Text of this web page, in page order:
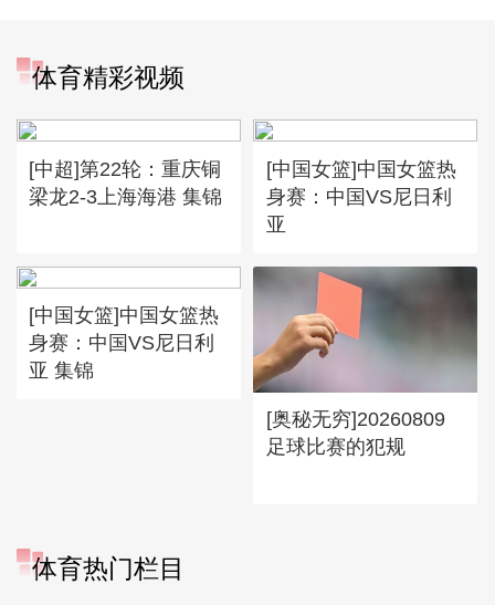
体育精彩视频
[中超]第22轮：重庆铜
梁龙2-3上海海港 集锦
[中国女篮]中国女篮热
身赛：中国VS尼日利
亚
[中国女篮]中国女篮热
身赛：中国VS尼日利
亚 集锦
[奥秘无穷]20260809
足球比赛的犯规
体育热门栏目